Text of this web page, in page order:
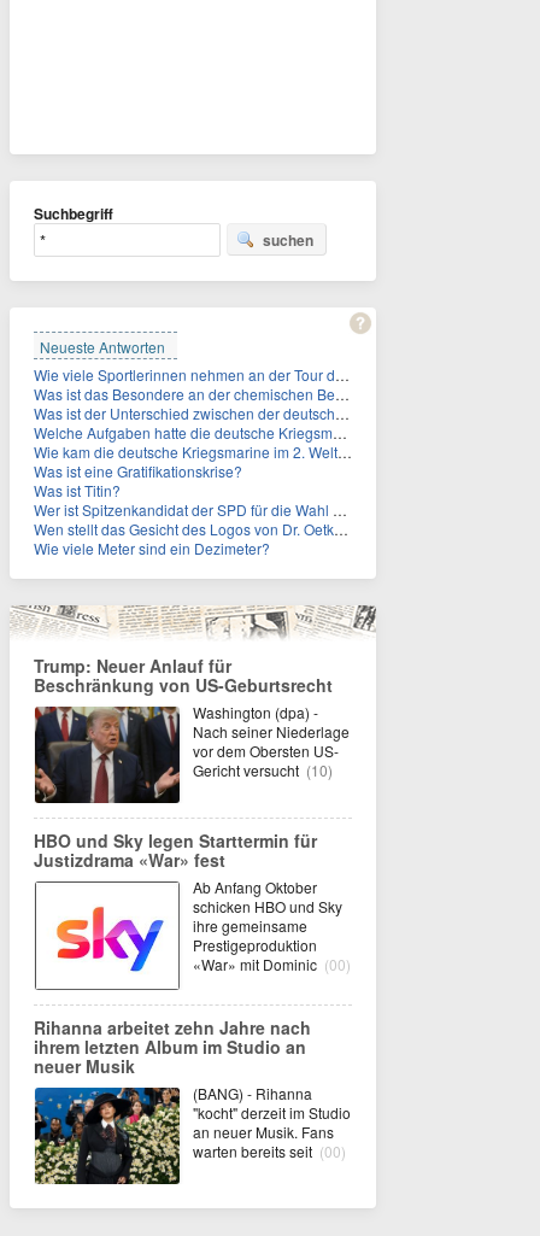
Suchbegriff
suchen
Neueste Antworten
Wie viele Sportlerinnen nehmen an der Tour de Femmes teil?
Was ist das Besondere an der chemischen Bezeichnung für Titin?
Was ist der Unterschied zwischen der deutschen Kriegsmarine im 2. Weltkrieg und der Naziflotte?
Welche Aufgaben hatte die deutsche Kriegsmarine im 2. Weltkrieg im Schwarzen Meer?
Wie kam die deutsche Kriegsmarine im 2. Weltkrieg ins Schwarze Meer?
Was ist eine Gratifikationskrise?
Was ist Titin?
Wer ist Spitzenkandidat der SPD für die Wahl zum Berliner Abgeordnetenhaus im September 2026?
Wen stellt das Gesicht des Logos von Dr. Oetker dar?
Wie viele Meter sind ein Dezimeter?
Trump: Neuer Anlauf für
Beschränkung von US-Geburtsrecht
Washington (dpa) -
Nach seiner Niederlage
vor dem Obersten US-
Gericht versucht (10)
HBO und Sky legen Starttermin für
Justizdrama «War» fest
Ab Anfang Oktober
schicken HBO und Sky
ihre gemeinsame
Prestigeproduktion
«War» mit Dominic (00)
Rihanna arbeitet zehn Jahre nach
ihrem letzten Album im Studio an
neuer Musik
(BANG) - Rihanna
"kocht" derzeit im Studio
an neuer Musik. Fans
warten bereits seit (00)